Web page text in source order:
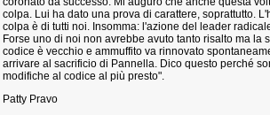
colpa. Lui ha dato una prova di carattere, soprattutto.
colpa è di tutti noi. Insomma: l'azione del leader
Forse uno di noi non avrebbe avuto tanto risalto ma
codice è vecchio e ammuffito va rinnovato
arrivare al sacrificio di Pannella. Dico questo perché
modifiche al codice al più presto".
Patty Pravo